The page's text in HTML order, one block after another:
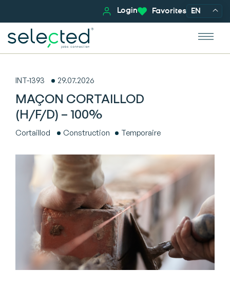
Login Favorites EN
INT-1393 29.07.2026
MAÇON CORTAILLOD
(H/F/D) – 100%
Cortaillod Construction Temporaire